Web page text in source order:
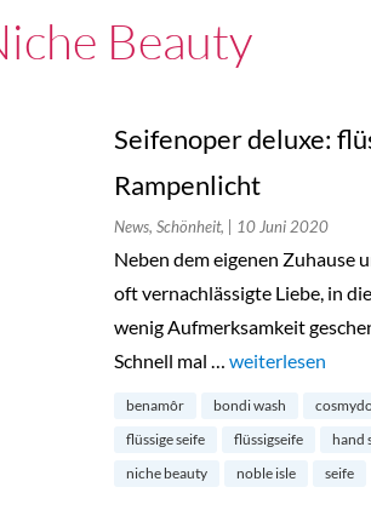
Beauty
Seifenoper deluxe:
Rampenlicht
News, Schönheit, | 10 Juni 2020
Neben dem eigenen Zuhause
oft vernachlässigte Liebe, in
wenig Aufmerksamkeit
Schnell mal … „Seifenoper
weiterlesen
benamôr bondi wash
flüssige seife
flüssigseife hand
niche beauty
noble isle seife